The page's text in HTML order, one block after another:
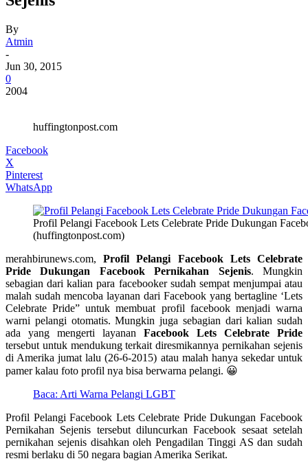
By
Atmin
-
Jun 30, 2015
0
2004
huffingtonpost.com
Facebook
X
Pinterest
WhatsApp
Profil Pelangi Facebook Lets Celebrate Pride Dukungan
(huffingtonpost.com)
merahbirunews.com,Profil Pelangi Facebook Lets Celebrate
Pride Dukungan Facebook Pernikahan Sejenis. Mungkin
sebagian dari kalian para facebooker sudah sempat menjumpai atau
malah sudah mencoba layanan dari Facebook yang bertagline ‘Lets
Celebrate Pride” untuk membuat profil facebook menjadi warna
warni pelangi otomatis. Mungkin juga sebagian dari kalian sudah
ada yang mengerti layanan Facebook Lets Celebrate Pride
tersebut untuk mendukung terkait diresmikannya pernikahan sejenis
di Amerika jumat lalu (26-6-2015) atau malah hanya sekedar untuk
pamer kalau foto profil nya bisa berwarna pelangi. 😀
Baca: Arti Warna Pelangi LGBT
Profil Pelangi Facebook Lets Celebrate Pride Dukungan Facebook
Pernikahan Sejenis tersebut diluncurkan Facebook sesaat setelah
pernikahan sejenis disahkan oleh Pengadilan Tinggi AS dan sudah
resmi berlaku di 50 negara bagian Amerika Serikat.